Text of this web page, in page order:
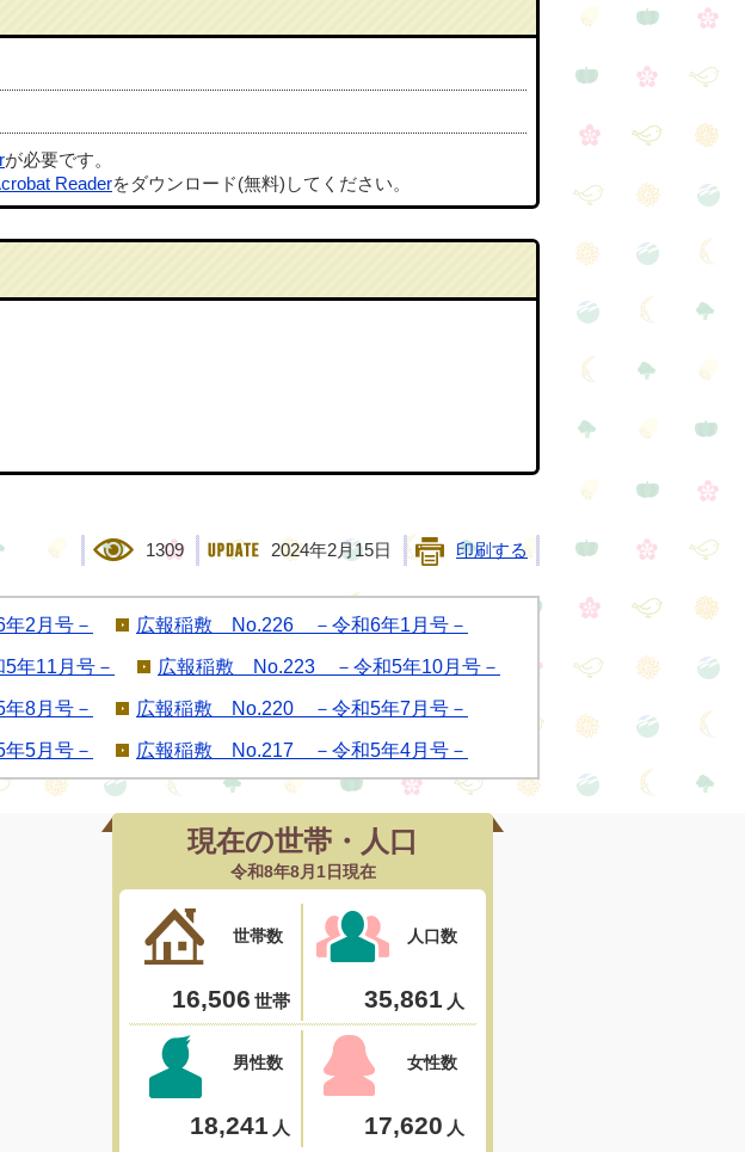
が必要です。
Readerをダウンロード(無料)してください。
1309 2024年2月15日 印刷する
2月号－ 広報稲敷 No.226 －令和6年1月号－
年11月号－ 広報稲敷 No.223 －令和5年10月号－
8月号－ 広報稲敷 No.220 －令和5年7月号－
5月号－ 広報稲敷 No.217 －令和5年4月号－